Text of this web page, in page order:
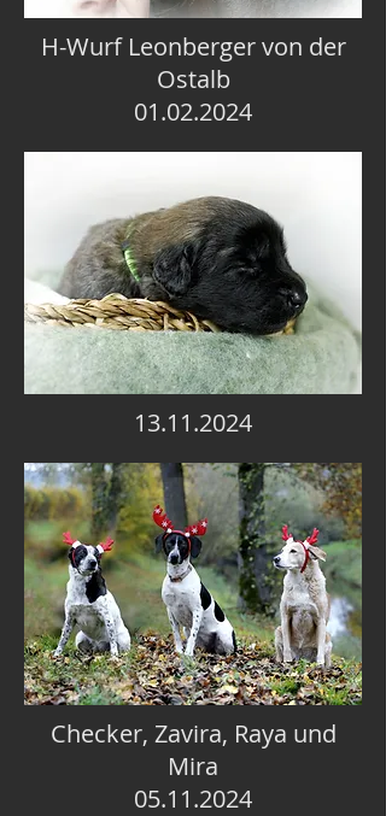
H-Wurf Leonberger von der
Ostalb
01.02.2024
13.11.2024
Checker, Zavira, Raya und
Mira
05.11.2024